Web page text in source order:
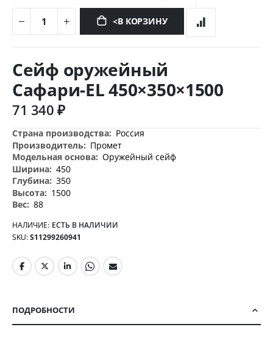
<В КОРЗИНУ
началу
галереи
изображений
Сейф оружейный
Сафари-ЕL 450×350×1500
71 340 ₽
Дополнительная
информация
Россия
Промет
Оружейный сейф
450
350
1500
88
НАЛИЧИЕ: ЕСТЬ В НАЛИЧИИ
SKU S11299260941
ПОДРОБНОСТИ